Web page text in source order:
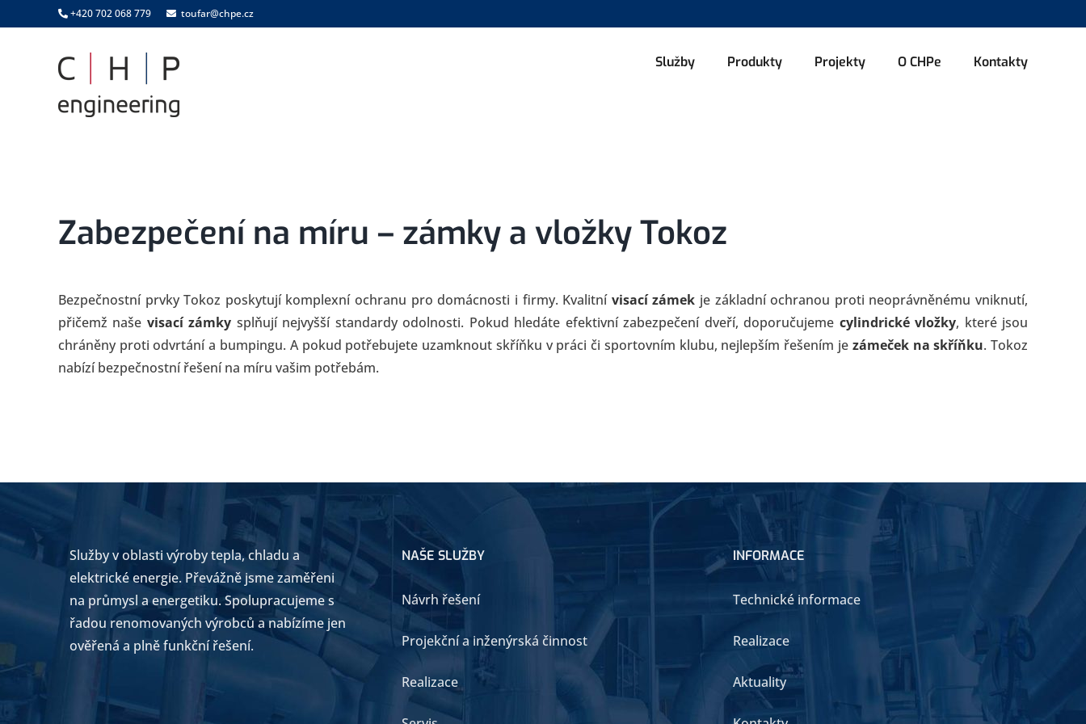
to
+420 702 068 779 toufar@chpe.cz
Služby Produkty Projekty O CHPe Kontakty
Zabezpečení na míru – zámky a vložky Tokoz
Bezpečnostní prvky Tokoz poskytují komplexní ochranu pro domácnosti i firmy. Kvalitní visací zámek je základní ochranou proti neoprávněnému vniknutí,
přičemž naše visací zámky splňují nejvyšší standardy odolnosti. Pokud hledáte efektivní zabezpečení dveří, doporučujeme cylindrické vložky, které jsou
chráněny proti odvrtání a bumpingu. A pokud potřebujete uzamknout skříňku v práci či sportovním klubu, nejlepším řešením je zámeček na skříňku. Tokoz
nabízí bezpečnostní řešení na míru vašim potřebám.
Služby v oblasti výroby tepla, chladu a
elektrické energie. Převážně jsme zaměřeni
na průmysl a energetiku. Spolupracujeme s
řadou renomovaných výrobců a nabízíme jen
ověřená a plně funkční řešení.
NAŠE SLUŽBY
Návrh řešení
Projekční a inženýrská činnost
Realizace
INFORMACE
Technické informace
Realizace
Aktuality